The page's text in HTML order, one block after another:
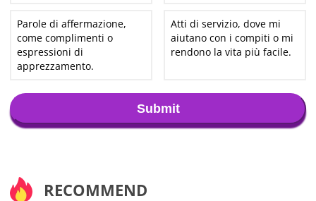
Parole di affermazione,
come complimenti o
espressioni di
apprezzamento.
Atti di servizio, dove mi
aiutano con i compiti o mi
rendono la vita più facile.
Submit
RECOMMEND